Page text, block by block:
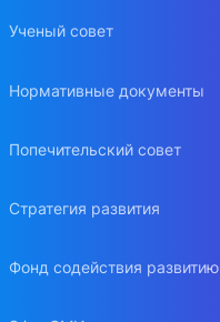
Ученый совет
Нормативные документы
Попечительский совет
Стратегия развития
Фонд содействия развитию